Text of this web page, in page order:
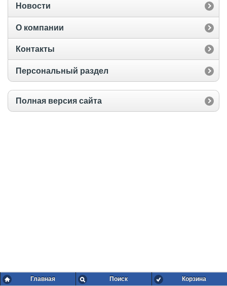
Новости
О компании
Контакты
Персональный раздел
Полная версия сайта
Главная Поиск Корзина